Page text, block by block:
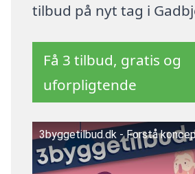
tilbud på nyt tag i
Få 3 tilbud, gratis og
uforpligtende
3byggetilbud.dk - Forstå